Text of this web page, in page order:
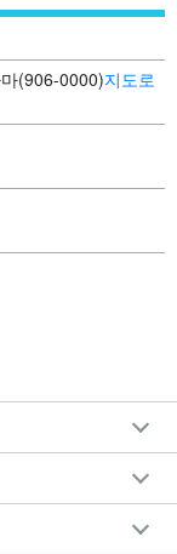
(906-0000)지도로